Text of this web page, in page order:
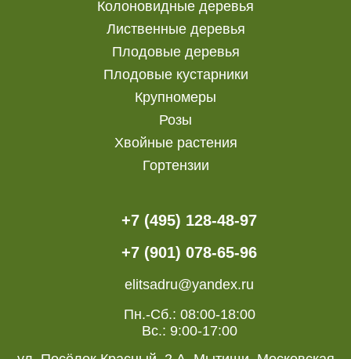
Колоновидные деревья
Лиственные деревья
Плодовые деревья
Плодовые кустарники
Крупномеры
Розы
Хвойные растения
Гортензии
+7 (495) 128-48-97
+7 (901) 078-65-96
elitsadru@yandex.ru
Пн.-Сб.: 08:00-18:00
Вс.: 9:00-17:00